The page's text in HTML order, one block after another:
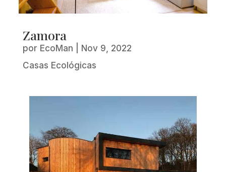
Zamora
por EcoMan
Nov 9, 2022
Casas Ecológicas